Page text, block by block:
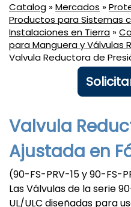
Catalog »Mercados »
Productos para Sistemas
Instalaciones en Tierra »
para Manguera y Válvulas
Valvula Reductora de
Valvula
Ajustada en
(90-FS-PRV-15 y 90-FS-
Las Válvulas de la serie
UL/ULC diseñadas para